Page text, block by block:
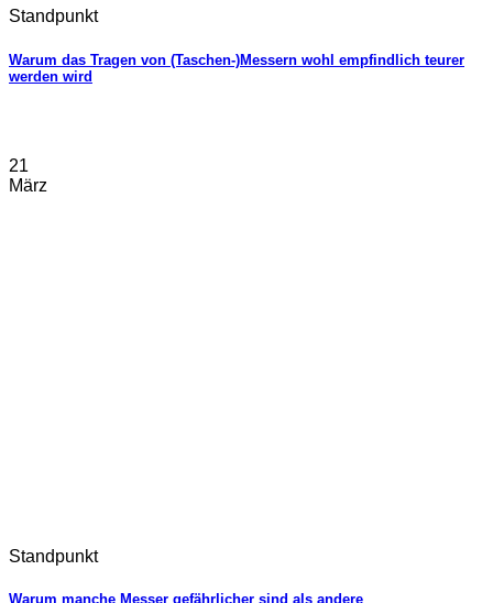
Standpunkt
Warum das Tragen von (Taschen-)Messern wohl empfindlich teurer
werden wird
21
März
Standpunkt
Warum manche Messer gefährlicher sind als andere